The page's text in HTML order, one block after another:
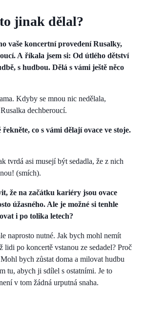
jinak dělal?
vaše koncertní provedení Rusalky,
A říkala jsem si: Od útlého dětství
s hudbou. Dělá s vámi ještě něco
Kdyby se mnou nic nedělala,
dechberoucí.
co s vámi dělají ovace ve stoje.
tvrdá asi musejí být sedadla, že z nich
(smích).
že na začátku kariéry jsou ovace
úžasného. Ale je možné si tenhle
i po tolika letech?
naprosto nutné. Jak bych mohl nemít
lidi po koncertě vstanou ze sedadel? Proč
bych zůstat doma a milovat hudbu
tu, abych ji sdílel s ostatními. Je to
v tom žádná urputná snaha.